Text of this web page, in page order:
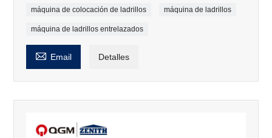
máquina de colocación de ladrillos máquina de ladrillos
máquina de ladrillos entrelazados
 Email Detalles